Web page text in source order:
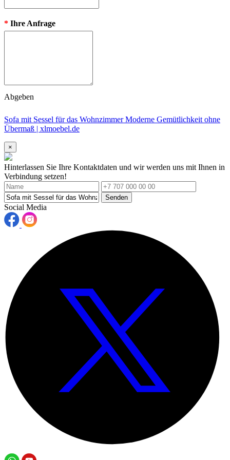
* Ihre Anfrage
Abgeben
Sofa mit Sessel für das Wohnzimmer Moderne Gemütlichkeit ohne
Übermaß | xlmoebel.de
×
Hinterlassen Sie Ihre Kontaktdaten und wir werden uns mit Ihnen in
Verbindung setzen!
Senden
Social Media